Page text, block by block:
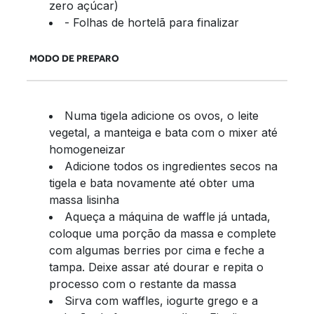
zero açúcar)
- Folhas de hortelã para finalizar
MODO DE PREPARO
Numa tigela adicione os ovos, o leite
vegetal, a manteiga e bata com o mixer até
homogeneizar
Adicione todos os ingredientes secos na
tigela e bata novamente até obter uma
massa lisinha
Aqueça a máquina de waffle já untada,
coloque uma porção da massa e complete
com algumas berries por cima e feche a
tampa. Deixe assar até dourar e repita o
processo com o restante da massa
Sirva com waffles, iogurte grego e a